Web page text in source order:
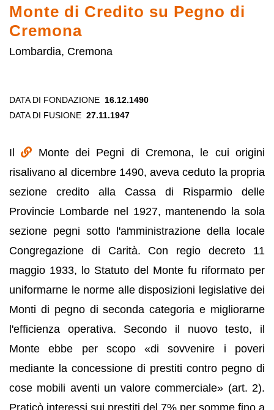
Monte di Credito su Pegno di
Cremona
Lombardia, Cremona
DATA DI FONDAZIONE 16.12.1490
DATA DI FUSIONE 27.11.1947
Il
Monte dei Pegni di Cremona, le cui origini
risalivano al dicembre 1490, aveva ceduto la propria
sezione credito alla Cassa di Risparmio delle
Provincie Lombarde nel 1927, mantenendo la sola
sezione pegni sotto l'amministrazione della locale
Congregazione di Carità. Con regio decreto 11
maggio 1933, lo Statuto del Monte fu riformato per
uniformarne le norme alle disposizioni legislative dei
Monti di pegno di seconda categoria e migliorarne
l'efficienza operativa. Secondo il nuovo testo, il
Monte ebbe per scopo «di sovvenire i poveri
mediante la concessione di prestiti contro pegno di
cose mobili aventi un valore commerciale» (art. 2).
Praticò interessi sui prestiti del 7% per somme fino a